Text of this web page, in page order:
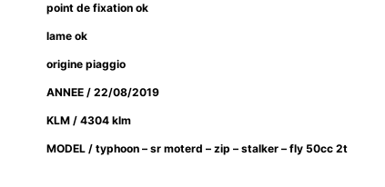
point de fixation ok
lame ok
origine piaggio
ANNEE / 22/08/2019
KLM / 4304 klm
MODEL / typhoon – sr moterd – zip – stalker – fly 50cc 2t